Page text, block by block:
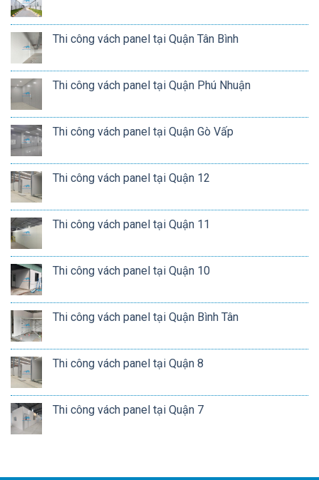
Thi công vách panel tại Quận Tân Bình
Thi công vách panel tại Quận Phú Nhuận
Thi công vách panel tại Quận Gò Vấp
Thi công vách panel tại Quận 12
Thi công vách panel tại Quận 11
Thi công vách panel tại Quận 10
Thi công vách panel tại Quận Bình Tân
Thi công vách panel tại Quận 8
Thi công vách panel tại Quận 7